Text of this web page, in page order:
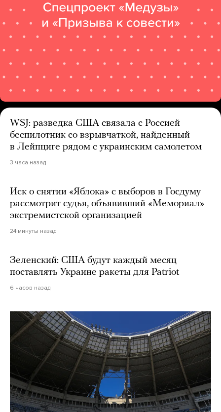
WSJ: разведка США связала с Россией
беспилотник со взрывчаткой, найденный
в Лейпциге рядом с украинским самолетом
3 часа назад
Иск о снятии «Яблока» с выборов в Госдуму
рассмотрит судья, объявивший «Мемориал»
экстремистской организацией
24 минуты назад
Зеленский: США будут каждый месяц
поставлять Украине ракеты для Patriot
6 часов назад